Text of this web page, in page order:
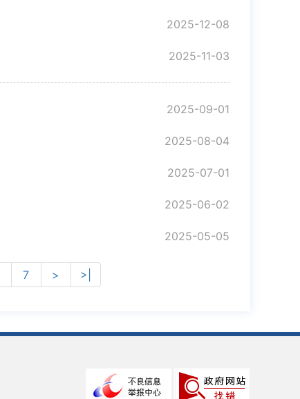
2025-12-08
2025-11-03
2025-09-01
2025-08-04
2025-07-01
2025-06-02
2025-05-05
7 > >|